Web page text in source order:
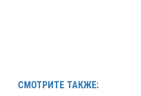
СМОТРИТЕ ТАКЖЕ: